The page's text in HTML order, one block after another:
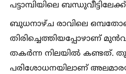
പട്ടാമ്പിയിലെ
ബുധനാഴ്ച രാവിലെ
തിരിച്ചെത്തിയപ്പോഴാണ്
തകർന്ന നിലയില്‍ കണ്ടത്.
പരിശോധനയിലാണ്